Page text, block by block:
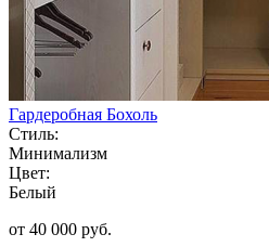
Гардеробная Бохоль
Стиль:
Минимализм
Цвет:
Белый
от 40 000 руб.